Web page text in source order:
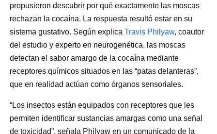
propusieron descubrir por qué exactamente las moscas
rechazan la cocaína. La respuesta resultó estar en su
sistema gustativo. Según explica Travis Philyaw, coautor
del estudio y experto en neurogenética, las moscas
detectan el sabor amargo de la cocaína mediante
receptores químicos situados en las “patas delanteras”,
que en realidad actúan como órganos sensoriales.
“Los insectos están equipados con receptores que les
permiten identificar sustancias amargas como una señal
de toxicidad”, señala Philyaw en un comunicado de la